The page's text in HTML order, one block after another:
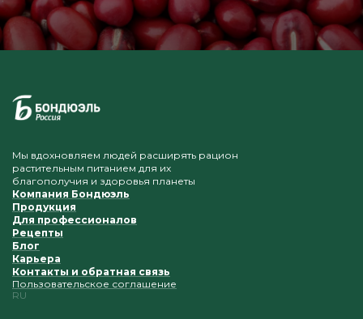
Мы вдохновляем людей расширять рацион
растительным питанием для их
благополучия и здоровья планеты
Компания Бондюэль
Продукция
Для профессионалов
Рецепты
Блог
Карьера
Контакты и обратная связь
Пользовательское соглашение
RU